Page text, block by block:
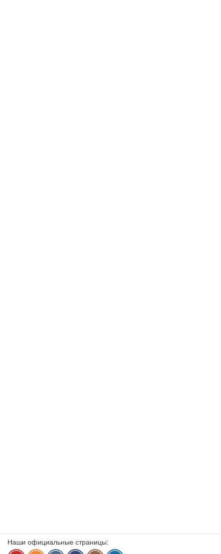
Наши официальные страницы: